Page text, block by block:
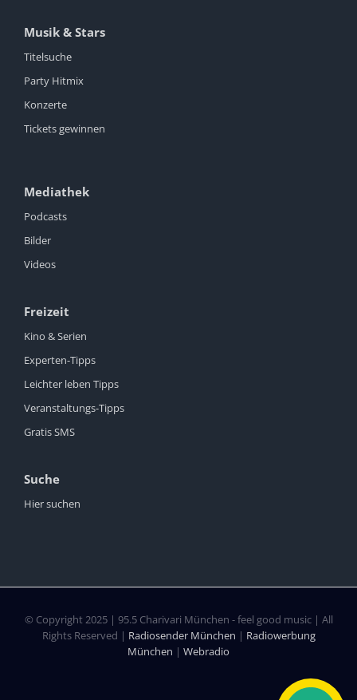
Musik & Stars
Titelsuche
Party Hitmix
Konzerte
Tickets gewinnen
Mediathek
Podcasts
Bilder
Videos
Freizeit
Kino & Serien
Experten-Tipps
Leichter leben Tipps
Veranstaltungs-Tipps
Gratis SMS
Suche
Hier suchen
© Copyright 2025 | 95.5 Charivari München - feel good music | All
Rights Reserved | Radiosender München | Radiowerbung
München | Webradio